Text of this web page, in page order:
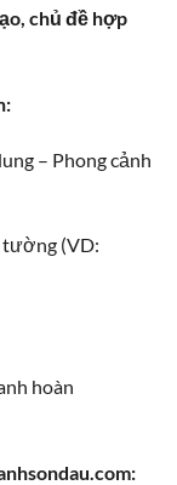
chủ đề hợp
– Phong cảnh
(VD:
hoàn